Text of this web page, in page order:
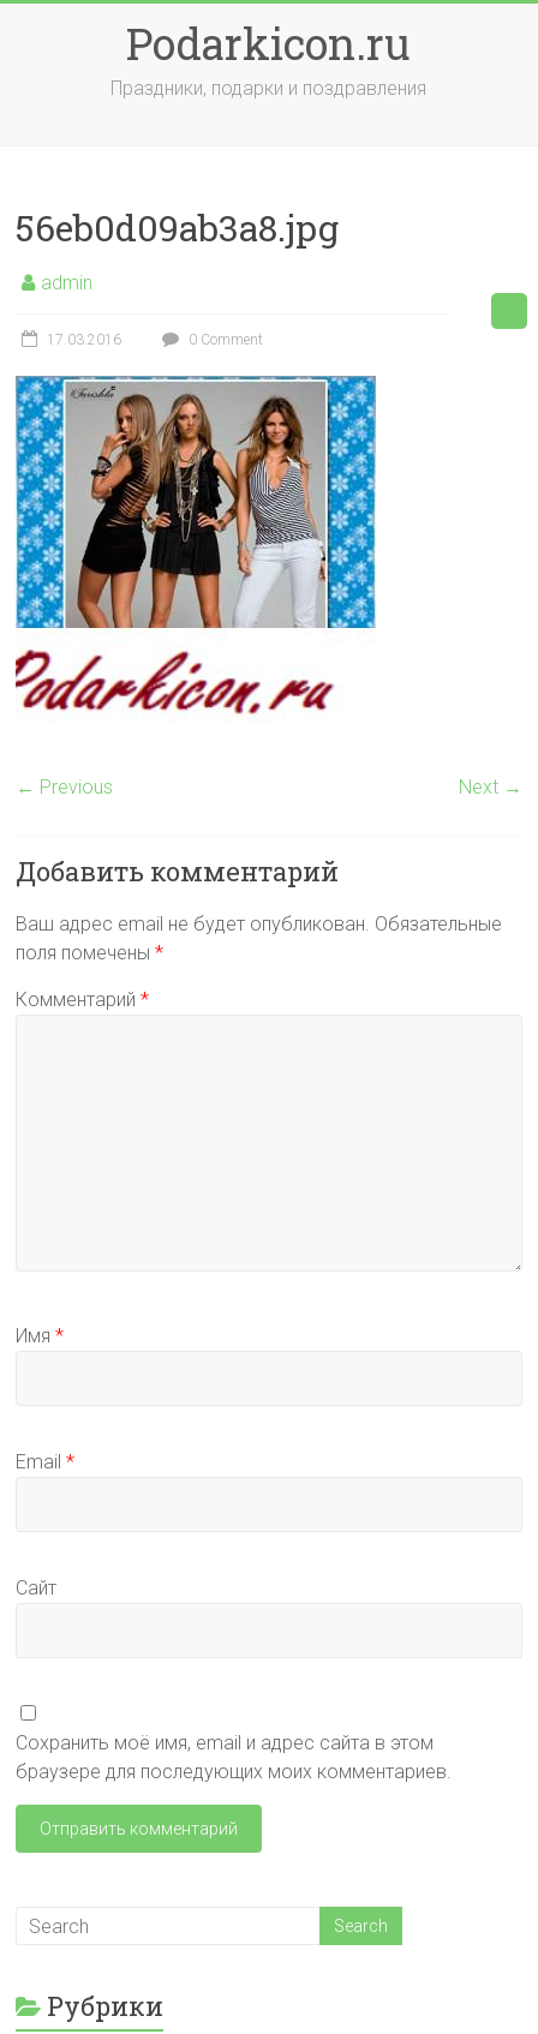
Podarkicon.ru
Праздники, подарки и поздравления
56eb0d09ab3a8.jpg
admin
17.03.2016 0 Comment
← Previous Next →
Добавить комментарий
Ваш адрес email не будет опубликован. Обязательные
поля помечены*
Комментарий*
Имя*
Email*
Сайт
Сохранить моё имя, email и адрес сайта в этом
браузере для последующих моих комментариев.
Рубрики